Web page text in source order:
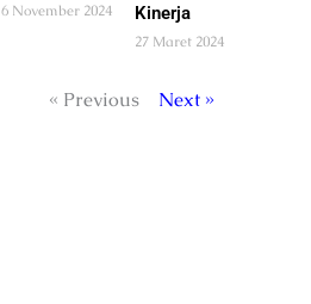
6 November 2024
Kinerja
27 Maret 2024
« Previous Next »